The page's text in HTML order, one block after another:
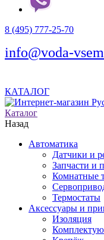
8 (495) 777-25-70
info@voda-
КАТАЛОГ
Каталог
Назад
Автоматика
Датчики и
Запчасти и
Комнатные
Термостаты
Аксессуары и
Изоляция